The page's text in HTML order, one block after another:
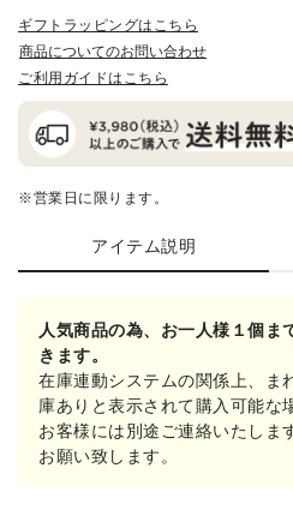
ギフトラッピングはこちら
商品についてのお問い合わせ
ご利用ガイドはこちら
※営業日に限ります。
アイテム説明
人気商品の為、お一人様１個ま
きます。
在庫連動システムの関係上、ま
庫ありと表示されて購入可能な
お客様には別途ご連絡いたしま
お願い致します。